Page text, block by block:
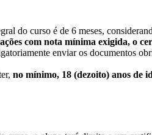
do curso é de 6 meses,
com nota mínima exigida, o
enviar os documentos
no mínimo, 18 (dezoito) anos de